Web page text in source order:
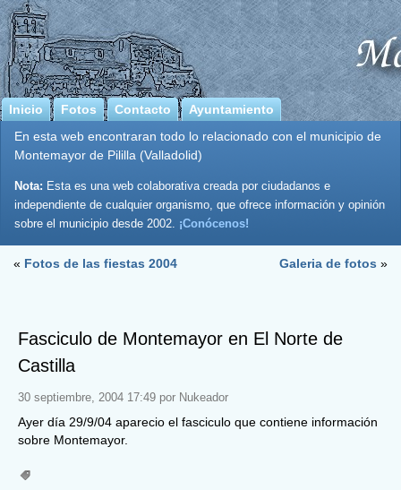
Inicio Fotos Contacto
Ayuntamiento
En esta web encontraran todo lo relacionado con el municipio de
Montemayor de Pililla (Valladolid)
Nota: Esta es una web colaborativa creada por ciudadanos e
independiente de cualquier organismo, que ofrece información y opinión
sobre el municipio desde 2002. ¡Conócenos!
« Fotos de las fiestas 2004 Galeria de fotos »
Fasciculo de Montemayor en El Norte de
Castilla
30 septiembre, 2004 17:49 por Nukeador
Ayer día 29/9/04 aparecio el fasciculo que contiene información
sobre Montemayor.